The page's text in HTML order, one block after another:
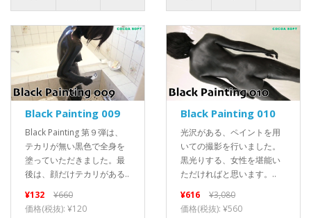
Black Painting 009
Black Painting 第９弾は、
テカリが無い黒色で全身を
塗っていただきました。最
後は、顔だけテカリがある..
¥132
¥660
価格(税抜): ¥120
Black Painting 010
光沢がある、ペイントを用
いての撮影を行いました。
黒光りする、女性を堪能い
ただければと思います。..
¥616
¥3,080
価格(税抜): ¥560